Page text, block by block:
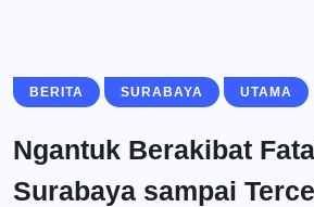
BERITA SURABAYA UTAMA
Ngantuk Berakibat
Surabaya sampai